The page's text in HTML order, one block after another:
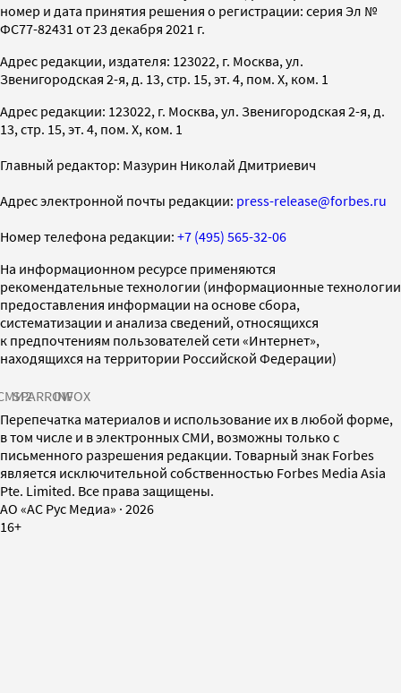
номер и дата принятия решения о регистрации: серия Эл №
ФС77-82431 от 23 декабря 2021 г.
Адрес редакции, издателя: 123022, г. Москва, ул.
Звенигородская 2-я, д. 13, стр. 15, эт. 4, пом. X, ком. 1
Адрес редакции: 123022, г. Москва, ул. Звенигородская 2-я, д.
13, стр. 15, эт. 4, пом. X, ком. 1
Главный редактор: Мазурин Николай Дмитриевич
Адрес электронной почты редакции: press-release@forbes.ru
Номер телефона редакции: +7 (495) 565-32-06
На информационном ресурсе применяются
рекомендательные технологии (информационные технологии
предоставления информации на основе сбора,
систематизации и анализа сведений, относящихся
к предпочтениям пользователей сети «Интернет»,
находящихся на территории Российской Федерации)
SPARROWINFOX
Перепечатка материалов и использование их в любой форме,
в том числе и в электронных СМИ, возможны только с
письменного разрешения редакции. Товарный знак Forbes
является исключительной собственностью Forbes Media Asia
Pte. Limited. Все права защищены.
AO «АС Рус Медиа» · 2026
16+